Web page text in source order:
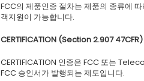
FCC의 제품인증 절차는 제품의 종류에
객지원이 가능합니다.
CERTIFICATION (Section 2.907 47CFR)
CERTIFICATION 인증은 FCC 또는
FCC 승인서가 발행되는 제도입니다.